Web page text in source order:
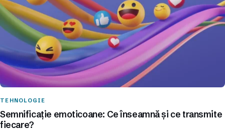
TEHNOLOGIE
Semnificație emoticoane: Ce înseamnă și ce transmite
fiecare?